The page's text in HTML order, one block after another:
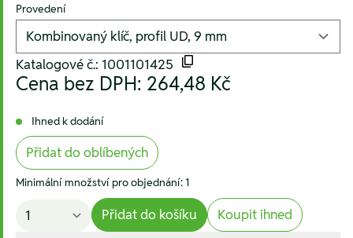
Provedení
Katalogové č.: 1001101425
Cena bez DPH: 264,48 Kč
Ihned k dodání
Přidat do oblíbených
Minimální množství pro objednání: 1
Přidat do košíku Koupit ihned